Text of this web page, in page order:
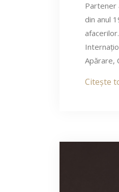
Partener
din anul
Apărare,
Citește